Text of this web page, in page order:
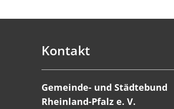
Kontakt
Gemeinde- und Städtebund
Rheinland-Pfalz e. V.